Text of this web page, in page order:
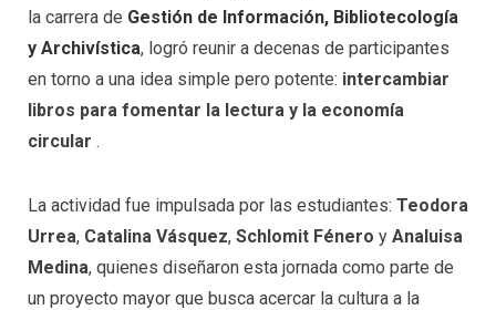
la carrera de Gestión de Información, Bibliotecología
y Archivística, logró reunir a decenas de participantes
en torno a una idea simple pero potente: intercambiar
libros para fomentar la lectura y la economía
circular .
La actividad fue impulsada por las estudiantes: Teodora
Urrea, Catalina Vásquez, Schlomit Fénero y Analuisa
Medina, quienes diseñaron esta jornada como parte de
un proyecto mayor que busca acercar la cultura a la